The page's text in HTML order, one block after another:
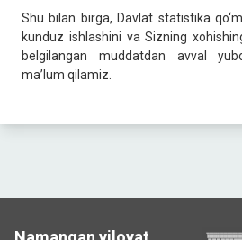
Shu bilan birga, Davlat statistika
kunduz ishlashini va Sizning
belgilangan muddatdan avval
ma’lum qilamiz.